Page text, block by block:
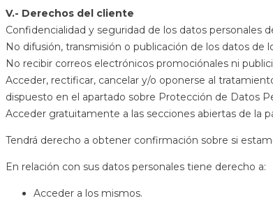
V.- Derechos del cliente
Confidencialidad y seguridad de los datos personales
No difusión, transmisión o publicación de los datos de
No recibir correos electrónicos promociónales ni
Acceder, rectificar, cancelar y/o oponerse al
dispuesto en el apartado sobre Protección de Datos
Acceder gratuitamente a las secciones abiertas de la
Tendrá derecho a obtener confirmación sobre si
En relación con sus datos personales tiene derecho a:
Acceder a los mismos.